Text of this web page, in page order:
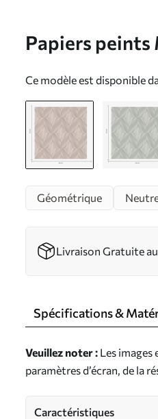
Papiers peints
Ce modèle est disponible
Géométrique
Livraison Gratuite
Spécifications &
Veuillez noter : Les images
paramètres d’écran, de la
Caractéristiques